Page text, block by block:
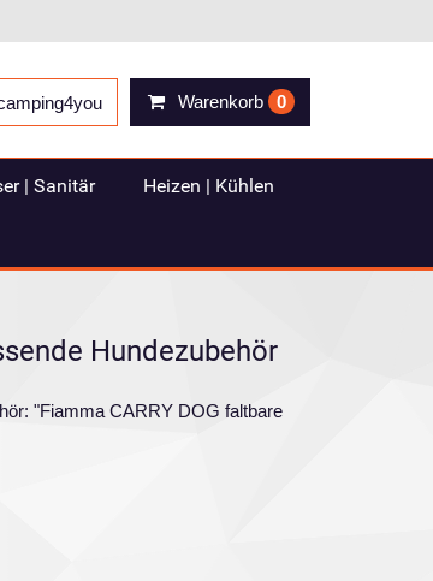
Warenkorb 0
| Sanitär Heizen | Kühlen
Hundezubehör
"Fiamma CARRY DOG faltbare